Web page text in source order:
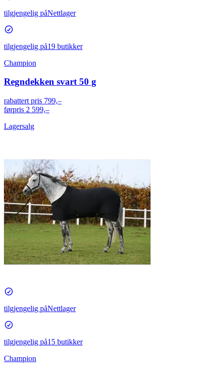
tilgjengelig påNettlager
tilgjengelig på19 butikker
Champion
Regndekken svart 50 g
rabattert pris 799,–
førpris 2 599,–
Lagersalg
tilgjengelig påNettlager
tilgjengelig på15 butikker
Champion